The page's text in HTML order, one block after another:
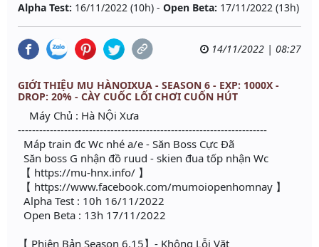
Alpha Test: 16/11/2022 (10h) - Open Beta: 17/11/2022 (13h)
14/11/2022 | 08:27
GIỚI THIỆU MU HÀNOIXUA - SEASON 6 - EXP: 1000X -
DROP: 20% - CÀY CUỐC LỐI CHƠI CUỐN HÚT
Máy Chủ : Hà NỘi Xưa
----------------------------------------------------------------------
Máp train đc Wc nhé a/e - Săn Boss Cực Đã
Săn boss G nhận đồ ruud - skien đua tốp nhận Wc
【 https://mu-hnx.info/ 】
【 https://www.facebook.com/mumoiopenhomnay 】
Alpha Test : 10h 16/11/2022
Open Beta : 13h 17/11/2022
【 Phiên Bản Season 6.15】- Không Lỗi Vặt